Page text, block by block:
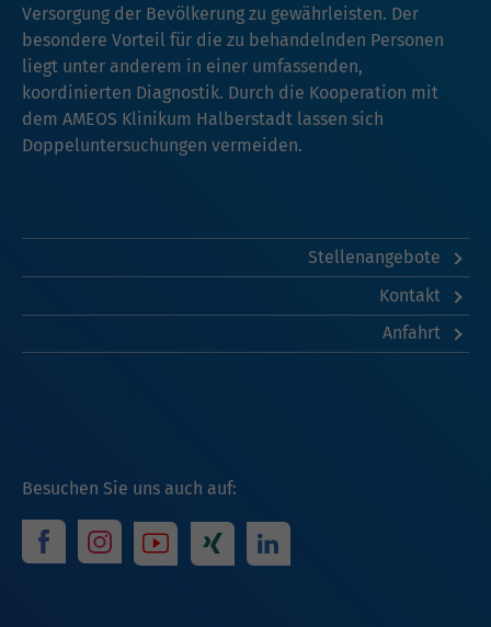
Versorgung der Bevölkerung zu gewährleisten. Der
besondere Vorteil für die zu behandelnden Personen
liegt unter anderem in einer umfassenden,
koordinierten Diagnostik. Durch die Kooperation mit
dem AMEOS Klinikum Halberstadt lassen sich
Doppeluntersuchungen vermeiden.
Stellenangebote
Kontakt
Anfahrt
Besuchen Sie uns auch auf: